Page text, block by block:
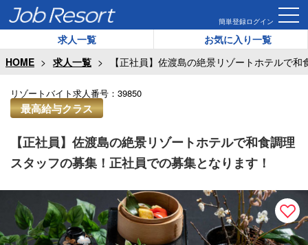
簡単登録ログイン
求人一覧
お気に入り一覧
HOME
求人一覧 【正社員】佐渡島の絶景リゾートホテルで
最高給与クラス
リゾートバイト求人番号： 39850
【正社員】佐渡島の絶景リゾートホテルで和食調理
スタッフの募集！正社員での募集となります！